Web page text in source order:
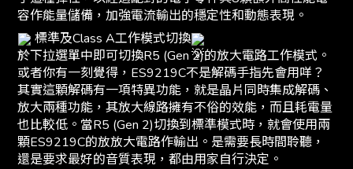
容作能量儲備，加強電流輸出的穩定性和動態表現。
標準及Class A工作模式切換
於下拉選單中即可切換R5 (Gen 2)的放大電路工作模式。
或者你有一刻覺得，ES9219C不是解碼手指先會用咩？
其實這顆解碼有一項特異功能，就是晶片同時集成解碼、
放大兩種功能，其放大線路擁有不俗的效能，而且耗電量
也比較低。當R5 (Gen 2)切換到標準模式時，就會使用兩
顆ES9219C的放放大電路作輸出。是需要長時間聆聽，
還是要求最好的音質表現，都由用家自行決定。